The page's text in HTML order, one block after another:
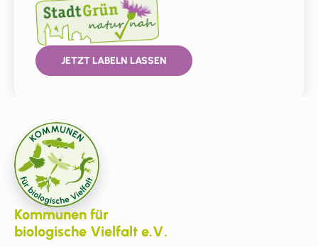
JETZT LABELN LASSEN
Kommunen für
biologische Vielfalt e.V.